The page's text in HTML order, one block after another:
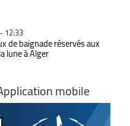
12:33
de baignade réservés aux
lune à Alger
mobile